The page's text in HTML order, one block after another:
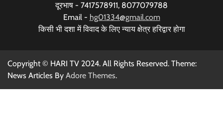
दूरभाष - 7417578911, 8077079788
Email - hg01334@gmail.com
किसी भी दशा में विवाद के लिए न्याय क्षेत्र हरिद्वार होगा
Copyright © HARI TV 2024. All Rights Reserved. Theme:
News Articles By Adore Themes.